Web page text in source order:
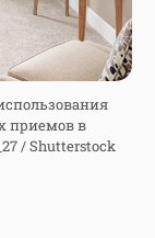
приемов в
/ Shutterstock